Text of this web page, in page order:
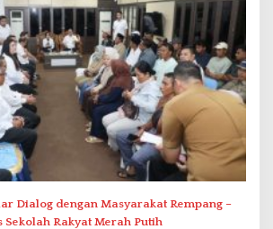
Dialog dengan Masyarakat Rempang –
Sekolah Rakyat Merah Putih